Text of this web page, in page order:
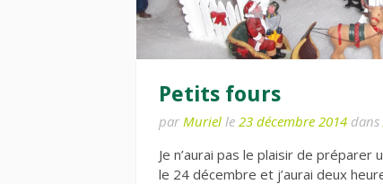
Petits fours
par Muriel le 23 décembre 2014 dans
Je n’aurai pas le plaisir de
le 24 décembre et j’aurai deux